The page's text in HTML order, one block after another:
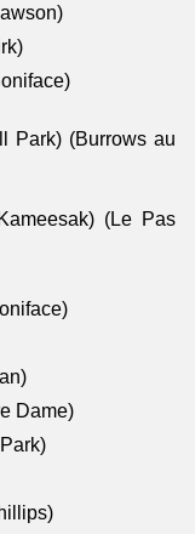
Park) (Burrows au
(Le Pas
Dame)